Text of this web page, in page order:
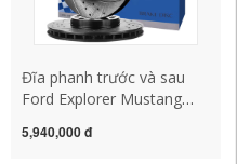
Đĩa phanh trước và sau
Ford Explorer Mustang
Venda F250
5,940,000 đ